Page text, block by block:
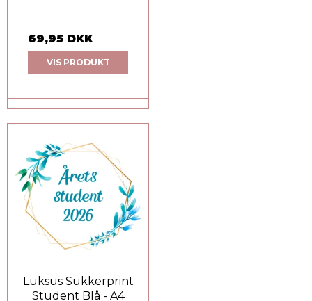
69,95 DKK
VIS PRODUKT
Luksus Sukkerprint
Student Blå - A4